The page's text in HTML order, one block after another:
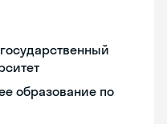
образование по